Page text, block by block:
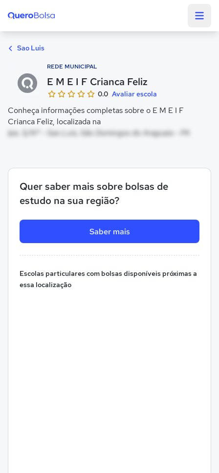
Sao Luis
REDE MUNICIPAL
E M E I F Crianca Feliz
0.0 Avaliar escola
Conheça informações completas sobre o E M E I F
Crianca Feliz, localizada na
Ipe, S/Nº - Sao Luis, São Domingos do Araguaia - PA
Quer saber mais sobre bolsas de
estudo na sua região?
Saber mais
Escolas particulares com bolsas disponíveis próximas a
essa localização